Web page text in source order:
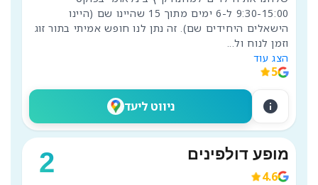
9:30-15:00 ל-6 ימים מתוך 15 שהיינו שם (היינו
וזמן לנוח ול...
הצג עוד
5
ניווט ליעד info
2 מופע דולפינים
4.6